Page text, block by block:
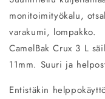
monitoimityökalu,
varakumi, lompakko.
CamelBak Crux 3 L
11mm. Suuri ja
Entistäkin